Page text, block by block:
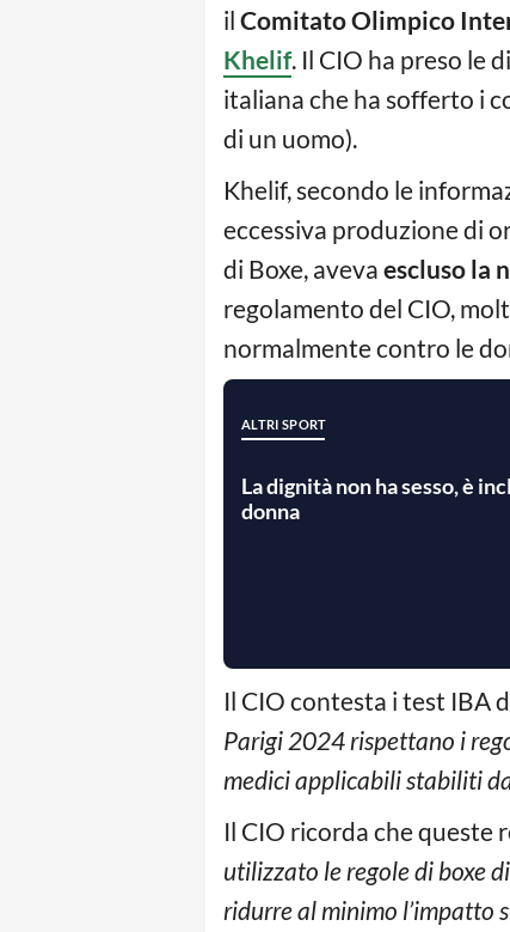
il Comitato Olimpico
Khelif. Il CIO ha preso le
italiana che ha sofferto i
di un uomo).
Khelif, secondo le
eccessiva produzione di
di Boxe, aveva escluso la
regolamento del CIO,
normalmente contro le
ALTRI SPORT
La dignità non ha sesso, è
donna
Il CIO contesta i test IBA
Parigi 2024 rispettano i
medici applicabili stabiliti
Il CIO ricorda che queste
utilizzato le regole di boxe
ridurre al minimo l’impatto